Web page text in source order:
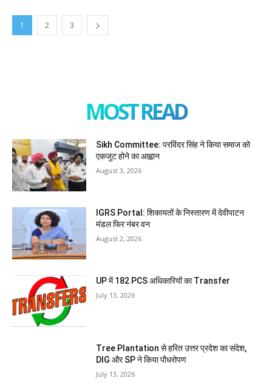
1 2 3
MOST READ
Sikh Committee: परविंदर सिंह ने किया समाज को
एकजुट होने का आह्वान
August 3, 2026
IGRS Portal: शिकायतों के निस्तारण में देवीपाटन
मंडल फिर नंबर वन
August 2, 2026
UP में 182 PCS अधिकारियों का Transfer
July 13, 2026
Tree Plantation से हरित उत्तर प्रदेश का संदेश,
DIG और SP ने किया पौधरोपण
July 13, 2026